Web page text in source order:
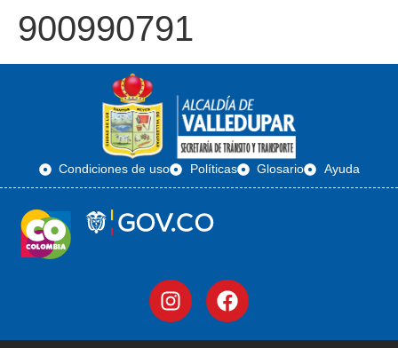
900990791
Condiciones de uso Políticas Glosario Ayuda